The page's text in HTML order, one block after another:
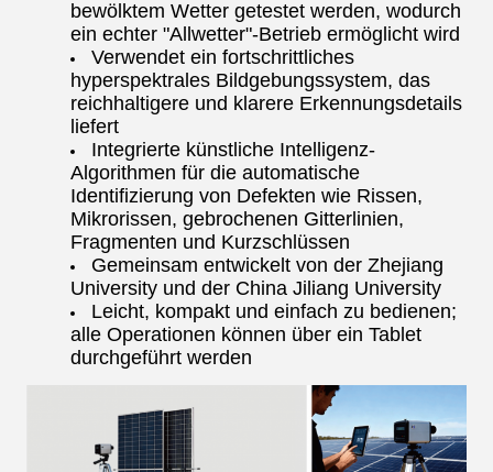
bewölktem Wetter getestet werden, wodurch
ein echter "Allwetter"-Betrieb ermöglicht wird
Verwendet ein fortschrittliches
hyperspektrales Bildgebungssystem, das
reichhaltigere und klarere Erkennungsdetails
liefert
Integrierte künstliche Intelligenz-
Algorithmen für die automatische
Identifizierung von Defekten wie Rissen,
Mikrorissen, gebrochenen Gitterlinien,
Fragmenten und Kurzschlüssen
Gemeinsam entwickelt von der Zhejiang
University und der China Jiliang University
Leicht, kompakt und einfach zu bedienen;
alle Operationen können über ein Tablet
durchgeführt werden